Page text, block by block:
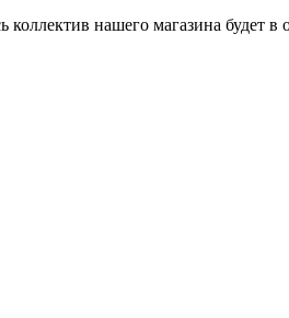
нашего магазина будет